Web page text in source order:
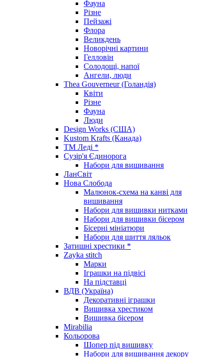
Фауна
Різне
Пейзажі
Флора
Великдень
Новорічні картини
Гелловін
Солодощі, напої
Ангели, люди
Thea Gouverneur (Голандія)
Квіти
Різне
Фауна
Люди
Design Works (США)
Kustom Krafts (Канада)
ТМ Леді *
Сузір'я Єдинорога
Набори для вишивання
ЛанСвіт
Нова Слобода
Малюнок-схема на канві для
вишивання
Набори для вишивки нитками
Набори для вишивки бісером
Бісерні мініатюри
Набори для шиття ляльок
Затишні хрестики *
Zayka stitch
Марки
Іграшки на підвісі
На підставці
ВДВ (Україна)
Декоративні іграшки
Вишивка хрестиком
Вишивка бісером
Mirabilia
Кольорова
Шопер під вишивку
Набори для вишивання декору